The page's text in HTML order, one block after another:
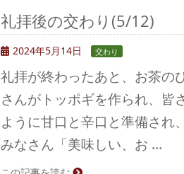
礼拝後の交わり(5/12)
2024年5月14日 交わり
礼拝が終わったあと、お茶の
さんがトッポギを作られ、皆
ように甘口と辛口と準備され
みなさん「美味しい、お …